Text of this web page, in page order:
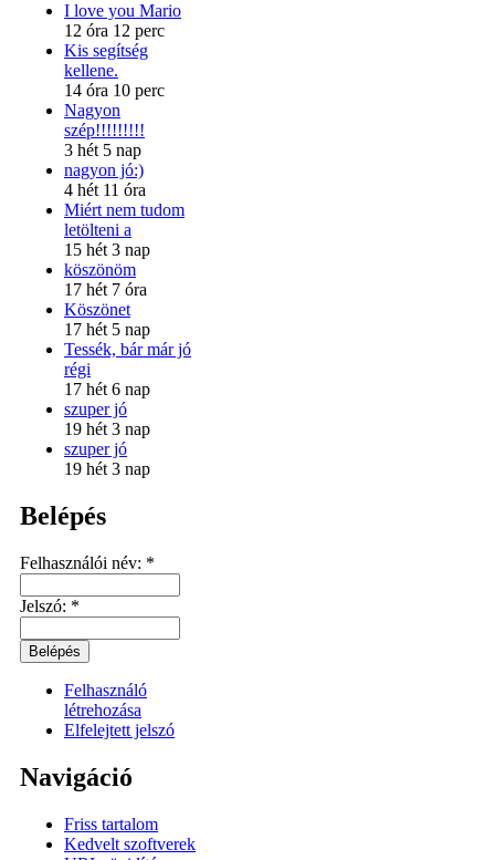
I love you Mario
12 óra 12 perc
Kis segítség
kellene.
14 óra 10 perc
Nagyon
szép!!!!!!!!!
3 hét 5 nap
nagyon jó:)
4 hét 11 óra
Miért nem tudom
letölteni a
15 hét 3 nap
köszönöm
17 hét 7 óra
Köszönet
17 hét 5 nap
Tessék, bár már jó
régi
17 hét 6 nap
szuper jó
19 hét 3 nap
szuper jó
19 hét 3 nap
Belépés
Felhasználói név: *
Jelszó: *
Felhasználó
létrehozása
Elfelejtett jelszó
Navigáció
Friss tartalom
Kedvelt szoftverek